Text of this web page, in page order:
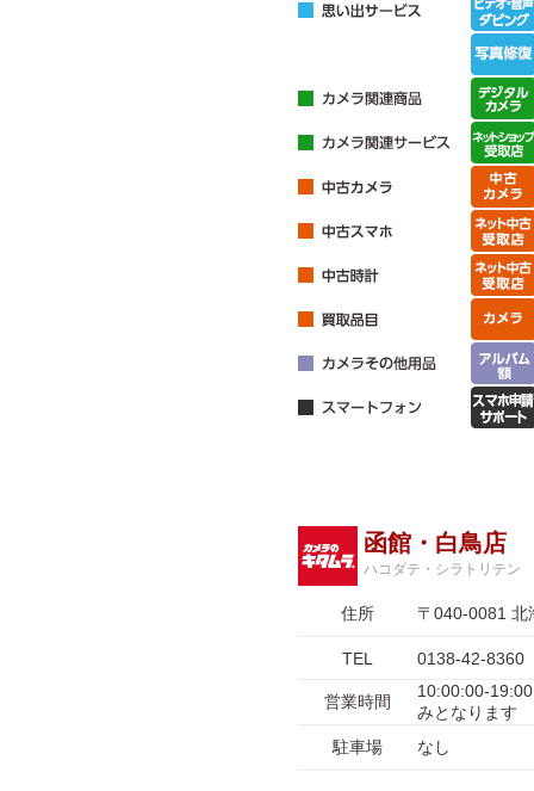
函館・白鳥店
ハコダテ・シラトリテン
住所 〒040-0081 北
TEL 0138-42-8360
営業時間
10:00:00-
みとなります
駐車場
なし